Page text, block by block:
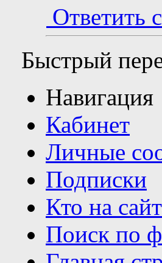
Ответить
Быстрый
Навигация
Кабинет
Личные
Подписки
Кто на
Поиск по